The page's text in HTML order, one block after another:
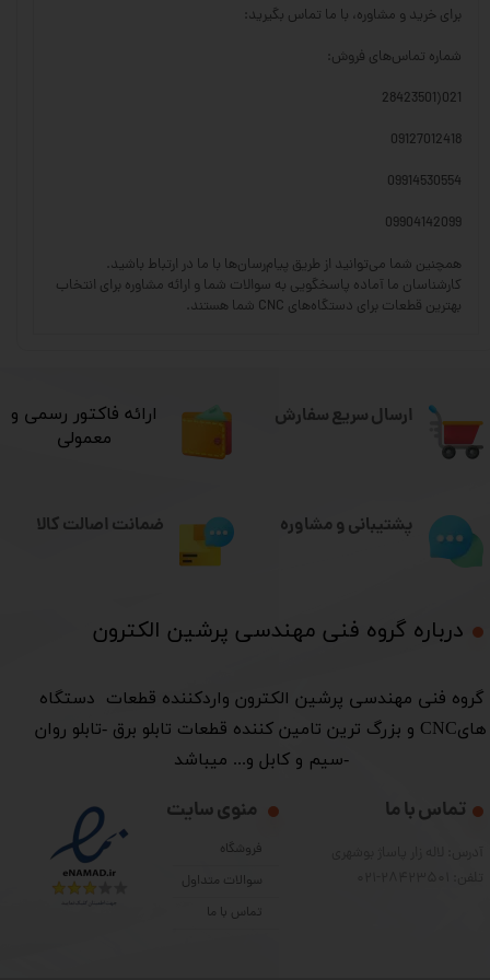
برای خرید و مشاوره، با ما تماس بگیرید:
شماره تماس‌های فروش:
021(28423501
09127012418
09914530554
09904142099
همچنین شما می‌توانید از طریق پیام‌رسان‌ها با ما در ارتباط باشید.
کارشناسان ما آماده پاسخگویی به سوالات شما و ارائه مشاوره برای انتخاب
بهترین قطعات برای دستگاه‌های CNC شما هستند.
ارسال سریع سفارش
درباره گروه فنی مهندسی پرشین الکترون​​​​​​​
​گروه فنی مهندسی پرشین الکترون واردکننده قطعات دستگاه
هایCNC و بزرگ ترین تامین کننده قطعات تابلو برق -تابلو روان
-سیم و کابل و... میباشد
منوی سایت
فروشگاه
سوالات متداول
تماس با ما
تماس با ما
​ارائه فاکتور رسمی و
معمولی
پشتیبانی و مشاوره ضمانت اصالت کالا